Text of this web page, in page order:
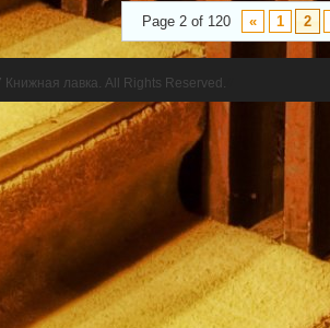
Page 2 of 120 « 1 2
лавка. All Rights Reserved.